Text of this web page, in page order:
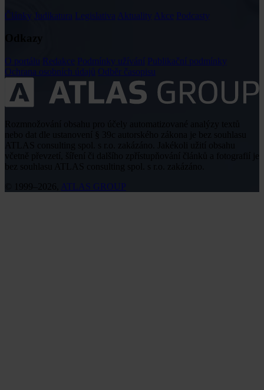
Články Judikatura Legislativa Aktuality Akce Podcasty
O portálu Redakce Podmínky užívání Publikační podmínky
Ochrana osobních údajů Odběr časopisu
včetně převzetí, šíření či dalšího zpřístupňování článků a fotografií je
ATLAS GROUP